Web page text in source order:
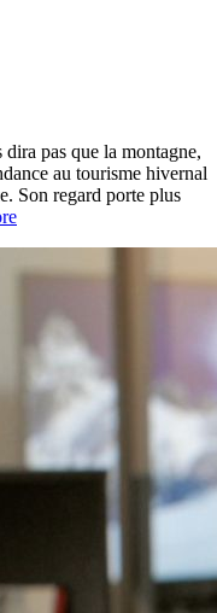
pas que la montagne,
au tourisme hivernal
Son regard porte plus